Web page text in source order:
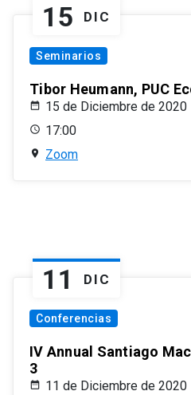
15 DIC
Seminarios
Tibor Heumann, PUC
15 de Diciembre de 2020
17:00
Zoom
11 DIC
Conferencias
IV Annual Santiago
3
11 de Diciembre de 2020